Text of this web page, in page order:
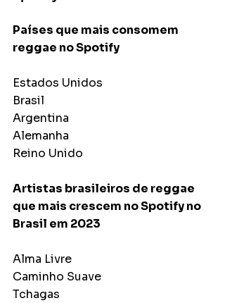
Países que mais consomem
reggae no Spotify
Estados Unidos
Brasil
Argentina
Alemanha
Reino Unido
Artistas brasileiros de reggae
que mais crescem no Spotify no
Brasil em 2023
Alma Livre
Caminho Suave
Tchagas